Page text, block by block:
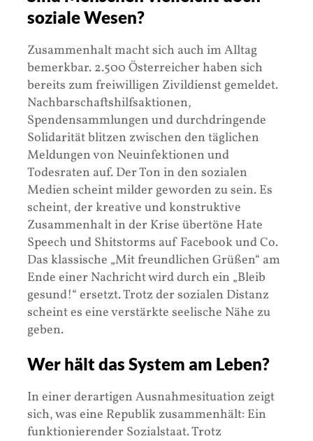
soziale Wesen?
Zusammenhalt macht sich auch im Alltag
bemerkbar. 2.500 Österreicher haben sich
bereits zum freiwilligen Zivildienst gemeldet.
Nachbarschaftshilfsaktionen,
Spendensammlungen und durchdringende
Solidarität blitzen zwischen den täglichen
Meldungen von Neuinfektionen und
Todesraten auf. Der Ton in den sozialen
Medien scheint milder geworden zu sein. Es
scheint, der kreative und konstruktive
Zusammenhalt in der Krise übertöne Hate
Speech und Shitstorms auf Facebook und Co.
Das klassische „Mit freundlichen Grüßen“ am
Ende einer Nachricht wird durch ein „Bleib
gesund!“ ersetzt. Trotz der sozialen Distanz
scheint es eine verstärkte seelische Nähe zu
geben.
Wer hält das System am Leben?
In einer derartigen Ausnahmesituation zeigt
sich, was eine Republik zusammenhält: Ein
funktionierender Sozialstaat. Trotz